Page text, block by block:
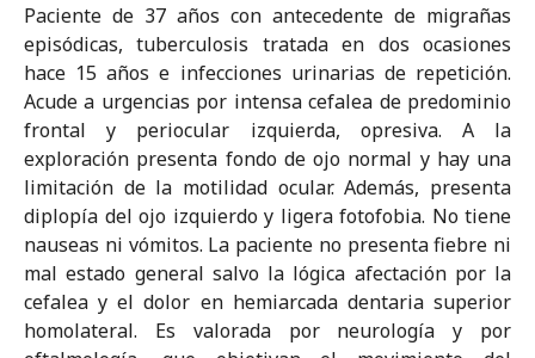
Paciente de 37 años con antecedente de migrañas
episódicas, tuberculosis tratada en dos ocasiones
hace 15 años e infecciones urinarias de repetición.
Acude a urgencias por intensa cefalea de predominio
frontal y periocular izquierda, opresiva. A la
exploración presenta fondo de ojo normal y hay una
limitación de la motilidad ocular. Además, presenta
diplopía del ojo izquierdo y ligera fotofobia. No tiene
nauseas ni vómitos. La paciente no presenta fiebre ni
mal estado general salvo la lógica afectación por la
cefalea y el dolor en hemiarcada dentaria superior
homolateral. Es valorada por neurología y por